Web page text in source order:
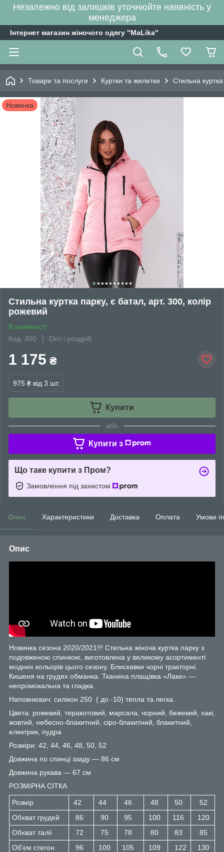
Незалежно від залишків уточнюйте наявність у
менеджера
Інтернет магазин жіночого одягу "MaLika"
Товари та послуги Куртки та жилетки Стильна
Новинка
Стильна куртка парку, є батал, арт. 300, колір
рожевий
В наявності
Код: 300
Опт і роздріб
1 175 ₴
975 ₴ від 3 шт.
Купити
або
Купити з
Що таке купити з Пром?
Замовлення під захистом
Опис Характеристики Доставка Оплата Умови
Опис
Новинка сезона 2020/2021!!! Стильна жіноча куртка парку з
подовженою спинкою, виготовлена у великому асортименті
модних кольорів цього сезону. Блискавки чорні тракторні.
Кишеня на грудях обманка. Тканина плащівка «Лаке» —
непромокальна та гладка.
Наповнювач: силікон 250 ( до -10) тепла та легка.
Цвета: рожевий, теракотовий, марсала, чорний, бежевий, хакі,
жовтий, небесно-блакитний, сіро-блакитний, блакитний,
електрик, пудра
Розміри: 42, 44, 46, 48, 50, 52
Довжина по спинці ззаду — 86 см
Довжина рукава — 67 см
РОЗМІРНА СІТКА
Розмір 42 44 46 48 50
52
Обхват грудей
86 90 95 100 116
120
Обхват талії
72 75 78 80 83
85
Об'єм стегон
96 100 105 109 122 130